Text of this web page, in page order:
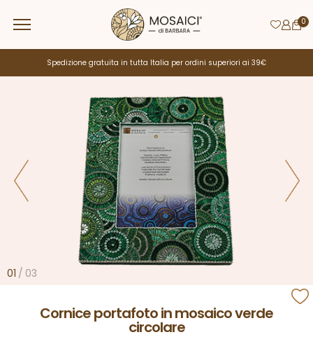
Spedizione gratuita in tutta Italia per ordini superiori ai 39€
Cornice portafoto in mosaico verde
circolare
01 / 03
0